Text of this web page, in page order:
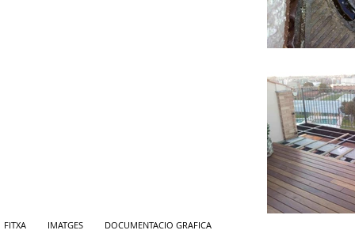
FITXA IMATGES DOCUMENTACIO GRAFICA